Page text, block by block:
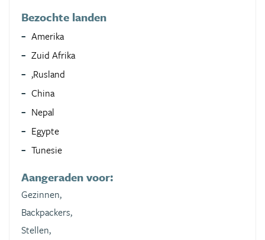
Bezochte landen
Amerika
Zuid Afrika
,Rusland
China
Nepal
Egypte
Tunesie
Aangeraden voor:
Gezinnen,
Backpackers,
Stellen,